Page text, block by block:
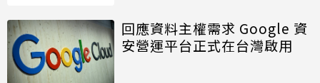
回應資料主權需求 Google 資
安營運平台正式在台灣啟用